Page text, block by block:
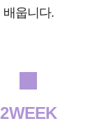
배웁니다.
2WEEK